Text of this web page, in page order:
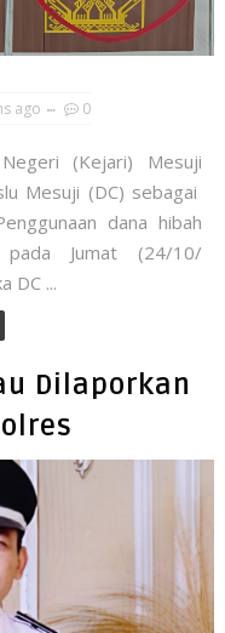
ago 0
(Kejari) Mesuji
Mesuji (DC) sebagai
dana hibah
Jumat (24/10/
DC ...
Dilaporkan